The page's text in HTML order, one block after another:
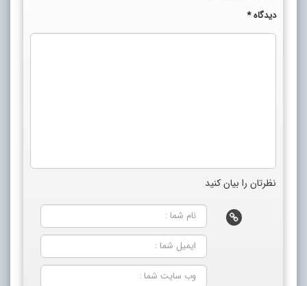
دیدگاه*
نظرتان را بیان کنید